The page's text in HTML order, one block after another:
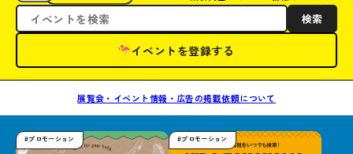
検索
イベントを登録する
展覧会・イベント情報・広告の掲載依頼について
#プロモーション #プロモーション